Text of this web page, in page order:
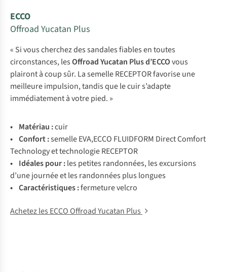
ECCO
Offroad Yucatan Plus
« Si vous cherchez des sandales fiables en toutes
circonstances, lesOffroad Yucatan Plus d’ECCOvous
plairont à coup sûr. La semelle RECEPTOR favorise une
meilleure impulsion, tandis que le cuir s’adapte
immédiatement à votre pied. »
• Matériau :cuir
• Confort :semelle EVA,ECCO FLUIDFORM Direct Comfort
Technology et technologie RECEPTOR
• Idéales pour :les petites randonnées, les excursions
d’une journée et les randonnées plus longues
• Caractéristiques :fermeture velcro
Achetez les ECCO Offroad Yucatan Plus